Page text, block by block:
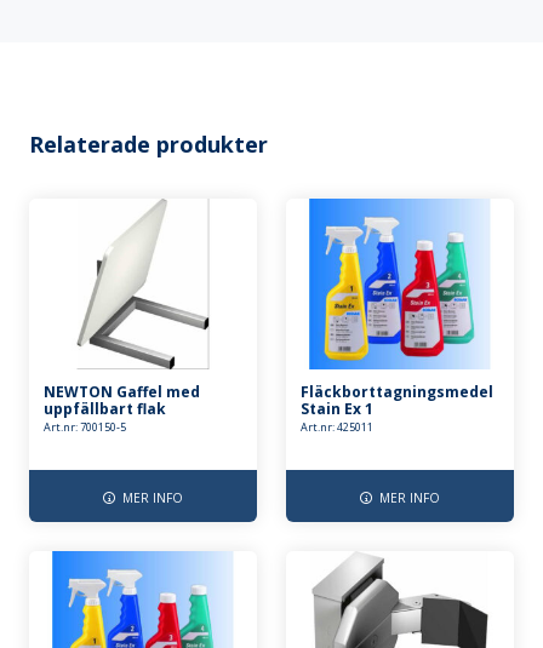
Relaterade produkter
NEWTON Gaffel med
uppfällbart flak
Art.nr: 700150-5
MER INFO
Fläckborttagningsmedel
Stain Ex 1
Art.nr: 425011
MER INFO